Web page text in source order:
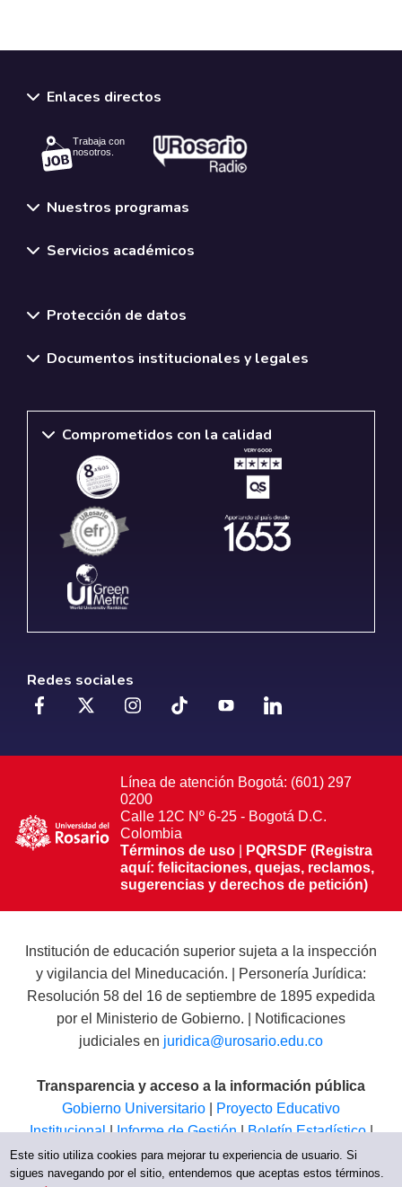
Enlaces directos
Trabaja con
nosotros.
Nuestros programas
Servicios académicos
Protección de datos
Documentos institucionales y legales
Comprometidos con la calidad
Redes sociales
Línea de atención Bogotá: (601) 297
0200
Calle 12C Nº 6-25 - Bogotá D.C.
Colombia
Términos de uso|
PQRSDF (Registra
aquí: felicitaciones, quejas, reclamos,
sugerencias y derechos de petición)
Institución de educación superior sujeta a la inspección
y vigilancia del Mineducación. | Personería Jurídica:
Resolución 58 del 16 de septiembre de 1895 expedida
por el Ministerio de Gobierno. | Notificaciones
judiciales en juridica@urosario.edu.co
Transparencia y acceso a la información pública
Gobierno Universitario
Proyecto Educativo
Institucional|Informe de Gestión|Boletín Estadístico|
Régimen Tributario| Estados Financieros|Código de
Ética |Canal de Integridad UR
Este sitio utiliza cookies para mejorar tu experiencia de usuario. Si
sigues navegando por el sitio, entendemos que aceptas estos términos.